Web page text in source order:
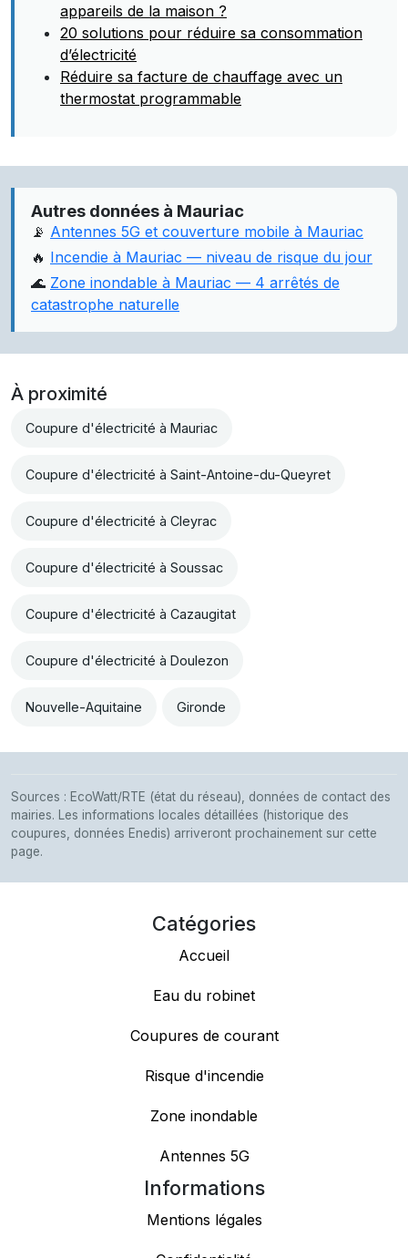
appareils de la maison ?
20 solutions pour réduire sa consommation
d’électricité
Réduire sa facture de chauffage avec un
thermostat programmable
Autres données à Mauriac
📡 Antennes 5G et couverture mobile à Mauriac
🔥 Incendie à Mauriac — niveau de risque du jour
🌊 Zone inondable à Mauriac — 4 arrêtés de
catastrophe naturelle
À proximité
Coupure d'électricité à Mauriac
Coupure d'électricité à Saint-Antoine-du-Queyret
Coupure d'électricité à Cleyrac
Coupure d'électricité à Soussac
Coupure d'électricité à Cazaugitat
Coupure d'électricité à Doulezon
Nouvelle-Aquitaine Gironde
Sources : EcoWatt/RTE (état du réseau), données de contact des
mairies. Les informations locales détaillées (historique des
coupures, données Enedis) arriveront prochainement sur cette
page.
Catégories
Accueil
Eau du robinet
Coupures de courant
Risque d'incendie
Zone inondable
Antennes 5G
Informations
Mentions légales